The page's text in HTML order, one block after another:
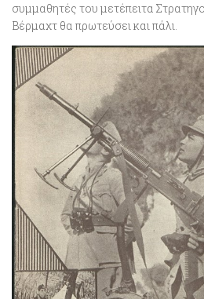
συμμαθητές του μετέπειτα
Βέρμαχτ θα πρωτεύσει και πάλι.